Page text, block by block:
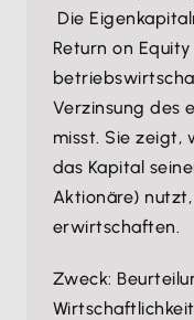
Die
Return on
Verzinsung des
misst. Sie zeigt,
das Kapital
Aktionäre)
erwirtschaften.
Zweck: